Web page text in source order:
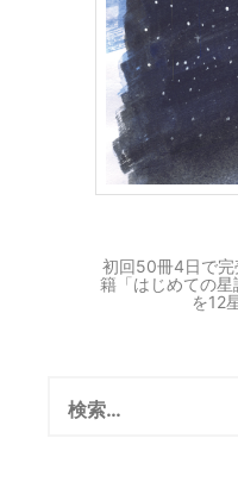
初回50冊4日で
籍「はじめての
を12